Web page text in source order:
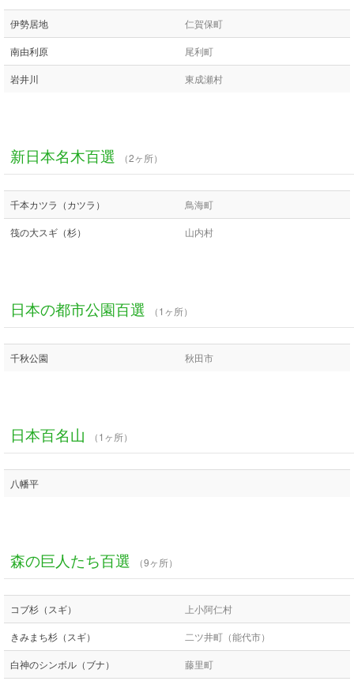
伊勢居地 仁賀保町
南由利原 尾利町
岩井川 東成瀬村
新日本名木百選 （2ヶ所）
千本カツラ（カツラ） 鳥海町
筏の大スギ（杉） 山内村
日本の都市公園百選 （1ヶ所）
千秋公園 秋田市
日本百名山 （1ヶ所）
八幡平
森の巨人たち百選 （9ヶ所）
コブ杉（スギ） 上小阿仁村
きみまち杉（スギ） 二ツ井町（能代市）
白神のシンボル（ブナ） 藤里町